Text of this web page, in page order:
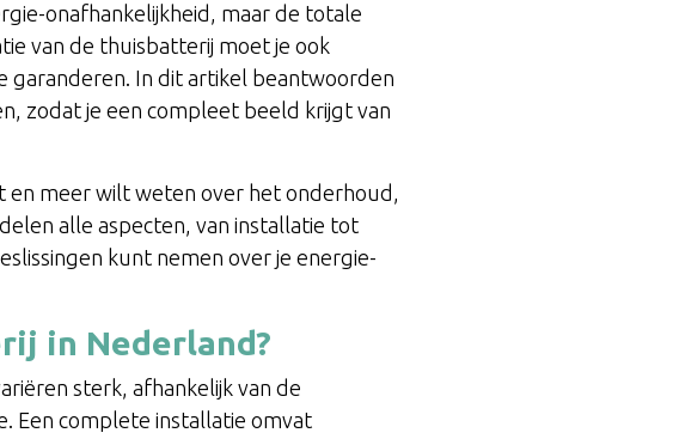
onafhankelijkheid, maar de totale
van de thuisbatterij moet je ook
In dit artikel beantwoorden
zodat je een compleet beeld krijgt van
en meer wilt weten over het onderhoud,
alle aspecten, van installatie tot
kunt nemen over je energie-
in Nederland?
sterk, afhankelijk van de
Een complete installatie omvat